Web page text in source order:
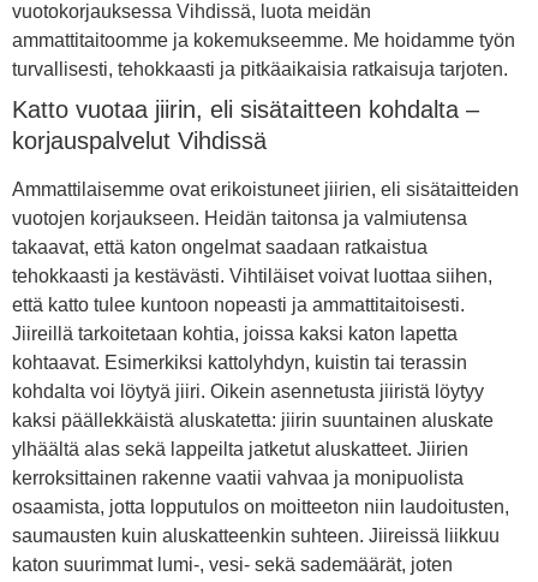
vuotokorjauksessa Vihdissä, luota meidän
ammattitaitoomme ja kokemukseemme. Me hoidamme työn
turvallisesti, tehokkaasti ja pitkäaikaisia ratkaisuja tarjoten.
Katto vuotaa jiirin, eli sisätaitteen kohdalta –
korjauspalvelut Vihdissä
Ammattilaisemme ovat erikoistuneet jiirien, eli sisätaitteiden
vuotojen korjaukseen. Heidän taitonsa ja valmiutensa
takaavat, että katon ongelmat saadaan ratkaistua
tehokkaasti ja kestävästi. Vihtiläiset voivat luottaa siihen,
että katto tulee kuntoon nopeasti ja ammattitaitoisesti.
Jiireillä tarkoitetaan kohtia, joissa kaksi katon lapetta
kohtaavat. Esimerkiksi kattolyhdyn, kuistin tai terassin
kohdalta voi löytyä jiiri. Oikein asennetusta jiiristä löytyy
kaksi päällekkäistä aluskatetta: jiirin suuntainen aluskate
ylhäältä alas sekä lappeilta jatketut aluskatteet. Jiirien
kerroksittainen rakenne vaatii vahvaa ja monipuolista
osaamista, jotta lopputulos on moitteeton niin laudoitusten,
saumausten kuin aluskatteenkin suhteen. Jiireissä liikkuu
katon suurimmat lumi-, vesi- sekä sademäärät, joten